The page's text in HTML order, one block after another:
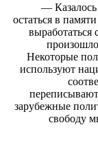
—
остаться в
Некоторые
используют
зарубежные
свободу